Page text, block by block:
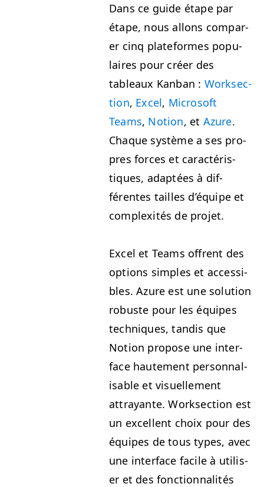
Dans ce guide étape par
étape, nous allons com­par­
er cinq plate­formes pop­u­
laires pour créer des
tableaux Kan­ban : Work­sec­
tion, Excel, Microsoft
Teams, Notion, et Azure.
Chaque sys­tème a ses pro­
pres forces et car­ac­téris­
tiques, adap­tées à dif­
férentes tailles d’équipe et
com­plex­ités de projet.
Excel et Teams offrent des
options sim­ples et acces­si­
bles. Azure est une solu­tion
robuste pour les équipes
tech­niques, tan­dis que
Notion pro­pose une inter­
face haute­ment per­son­nal­
is­able et visuelle­ment
attrayante. Work­sec­tion est
un excel­lent choix pour des
équipes de tous types, avec
une inter­face facile à utilis­
er et des fonc­tion­nal­ités